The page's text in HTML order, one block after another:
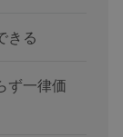
きる
ず一律価